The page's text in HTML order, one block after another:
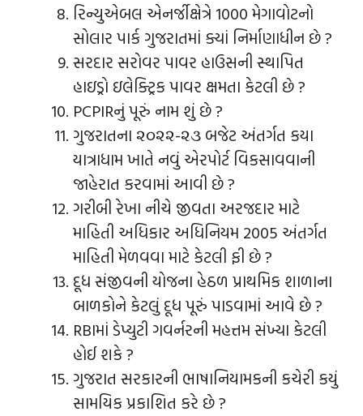
રિન્યુએબલ એનર્જીક્ષેત્રે 1000 મેગાવોટનો
સોલાર પાર્ક ગુજરાતમાં ક્યાં નિર્માણાધીન છે ?
સરદાર સરોવર પાવર હાઉસની સ્થાપિત
હાઇડ્રો ઇલેક્ટ્રિક પાવર ક્ષમતા કેટલી છે ?
PCPIRનું પૂરું નામ શું છે ?
ગુજરાતના ૨૦૨૨-૨૩ બજેટ અંતર્ગત કયા
યાત્રાધામ ખાતે નવું એરપોર્ટ વિકસાવવાની
જાહેરાત કરવામાં આવી છે ?
ગરીબી રેખા નીચે જીવતા અરજદાર માટે
માહિતી અધિકાર અધિનિયમ 2005 અંતર્ગત
માહિતી મેળવવા માટે કેટલી ફી છે ?
દૂધ સંજીવની યોજના હેઠળ પ્રાથમિક શાળાના
બાળકોને કેટલું દૂધ પૂરું પાડવામાં આવે છે ?
RBIમાં ડેપ્યુટી ગવર્નરની મહત્તમ સંખ્યા કેટલી
હોઈ શકે ?
ગુજરાત સરકારની ભાષાનિયામકની કચેરી કયું
સામયિક પ્રકાશિત કરે છે ?